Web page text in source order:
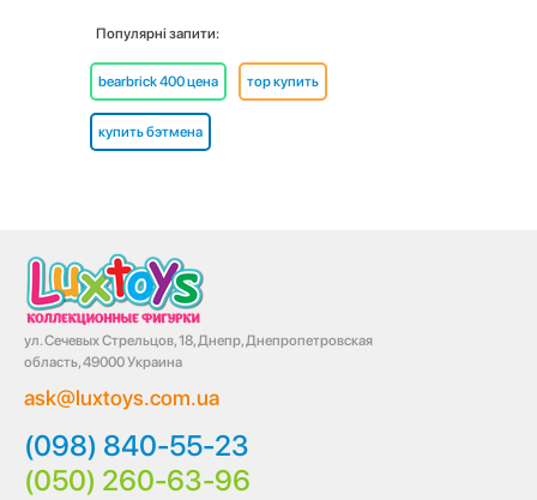
Популярні запити:
bearbrick 400 цена тор купить
купить бэтмена
ул. Сечевых Стрельцов, 18, Днепр, Днепропетровская
область, 49000 Украина
ask@luxtoys.com.ua
(098) 840-55-23
(050) 260-63-96